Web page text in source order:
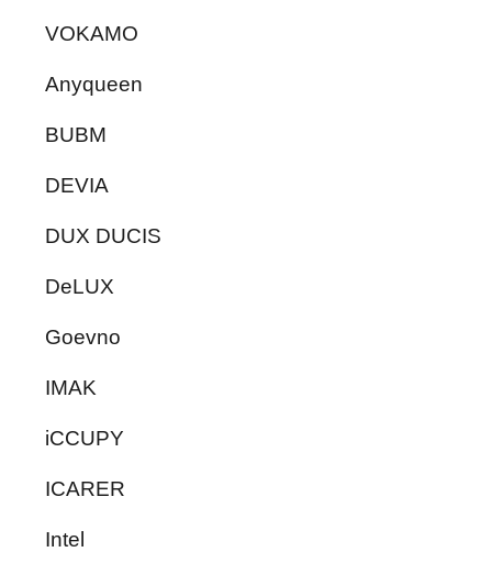
VOKAMO
Anyqueen
BUBM
DEVIA
DUX DUCIS
DeLUX
Goevno
IMAK
iCCUPY
ICARER
Intel